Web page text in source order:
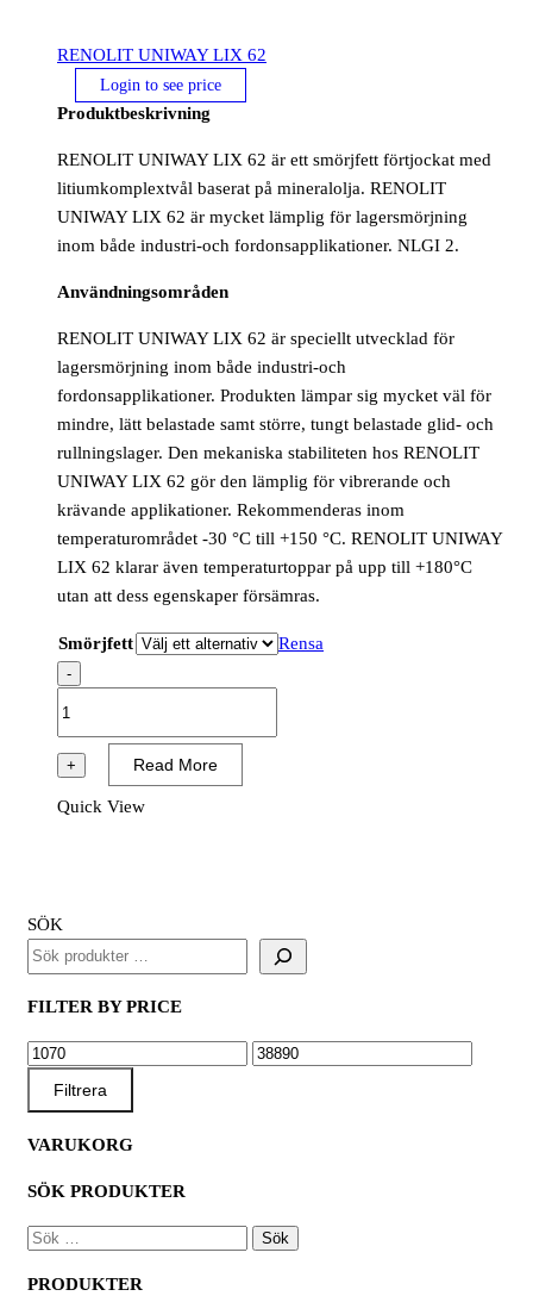
RENOLIT UNIWAY LIX 62
Login to see price
Produktbeskrivning
RENOLIT UNIWAY LIX 62 är ett smörjfett förtjockat med
litiumkomplextvål baserat på mineralolja. RENOLIT
UNIWAY LIX 62 är mycket lämplig för lagersmörjning
inom både industri-och fordonsapplikationer. NLGI 2.
Användningsområden
RENOLIT UNIWAY LIX 62 är speciellt utvecklad för
lagersmörjning inom både industri-och
fordonsapplikationer. Produkten lämpar sig mycket väl för
mindre, lätt belastade samt större, tungt belastade glid- och
rullningslager. Den mekaniska stabiliteten hos RENOLIT
UNIWAY LIX 62 gör den lämplig för vibrerande och
krävande applikationer. Rekommenderas inom
temperaturområdet -30 °C till +150 °C. RENOLIT UNIWAY
LIX 62 klarar även temperaturtoppar på upp till +180°C
utan att dess egenskaper försämras.
Smörjfett Rensa
-
LIX
mängd
+ Read More
Quick View
SÖK
FILTER BY PRICE
MIN
PRIS
MAX
Filtrera
VARUKORG
SÖK PRODUKTER
SÖK
PRODUKTER